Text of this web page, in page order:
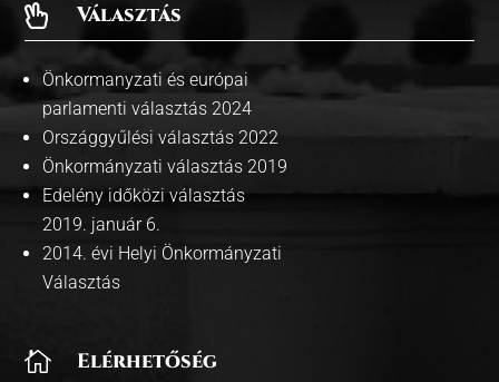
 Választás
Önkormanyzati és európai
parlamenti választás 2024
Országgyűlési választás 2022
Önkormányzati választás 2019
Edelény időközi választás
2019. január 6.
2014. évi Helyi Önkormányzati
Választás
 Elérhetőség